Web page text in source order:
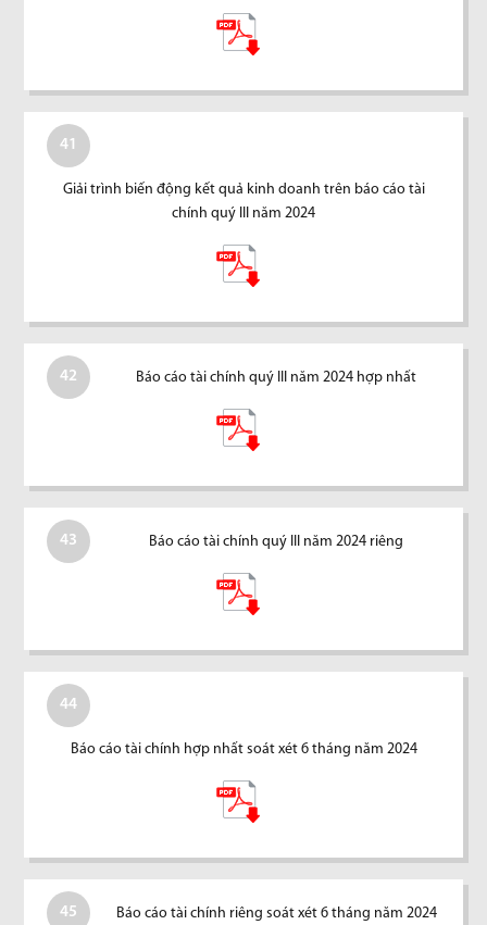
41
Giải trình biến động kết quả kinh doanh trên báo cáo tài
chính quý III năm 2024
42 Báo cáo tài chính quý III năm 2024 hợp nhất
43 Báo cáo tài chính quý III năm 2024 riêng
44
Báo cáo tài chính hợp nhất soát xét 6 tháng năm 2024
45 Báo cáo tài chính riêng soát xét 6 tháng năm 2024